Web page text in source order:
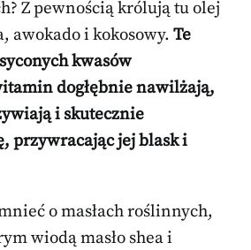
Z pewnością królują tu olej
awokado i kokosowy. Te
kwasów
dogłębnie nawilżają,
i skutecznie
przywracając jej blask i
o masłach roślinnych,
wiodą masło shea i